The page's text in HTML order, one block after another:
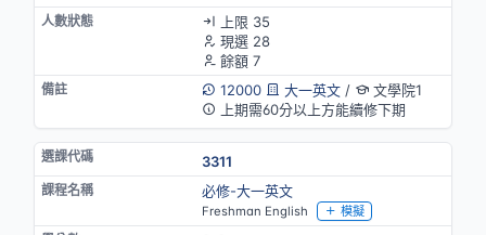
上限 35
現選 28
餘額 7
12000
大一英文/
文學院1
上期需60分以上方能續修下期
3311
必修-大一英文
Freshman English 模擬